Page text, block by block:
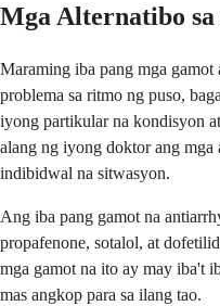
Mga Alternatibo
Maraming iba pang mga gamot
problema sa ritmo ng puso,
iyong partikular na kondisyon
alang ng iyong doktor ang
indibidwal na sitwasyon.
Ang iba pang gamot na
propafenone, sotalol, at
mga gamot na ito ay may iba't
mas angkop para sa ilang tao.